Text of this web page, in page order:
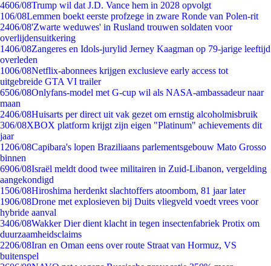
4606/08Trump wil dat J.D. Vance hem in 2028 opvolgt
106/08Lemmen boekt eerste profzege in zware Ronde van Polen-rit
2406/08'Zwarte weduwes' in Rusland trouwen soldaten voor
overlijdensuitkering
1406/08Zangeres en Idols-jurylid Jerney Kaagman op 79-jarige leeftijd
overleden
1006/08Netflix-abonnees krijgen exclusieve early access tot
uitgebreide GTA VI trailer
6506/08Onlyfans-model met G-cup wil als NASA-ambassadeur naar
maan
2406/08Huisarts per direct uit vak gezet om ernstig alcoholmisbruik
306/08XBOX platform krijgt zijn eigen "Platinum" achievements dit
jaar
1206/08Capibara's lopen Braziliaans parlementsgebouw Mato Grosso
binnen
6906/08Israël meldt dood twee militairen in Zuid-Libanon, vergelding
aangekondigd
1506/08Hiroshima herdenkt slachtoffers atoombom, 81 jaar later
1906/08Drone met explosieven bij Duits vliegveld voedt vrees voor
hybride aanval
3406/08Wakker Dier dient klacht in tegen insectenfabriek Protix om
duurzaamheidsclaims
2206/08Iran en Oman eens over route Straat van Hormuz, VS
buitenspel